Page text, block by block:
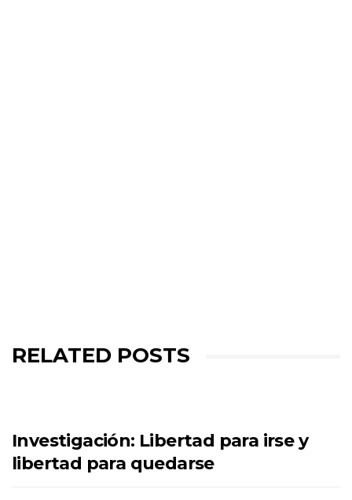
RELATED POSTS
Investigación: Libertad para irse y
libertad para quedarse